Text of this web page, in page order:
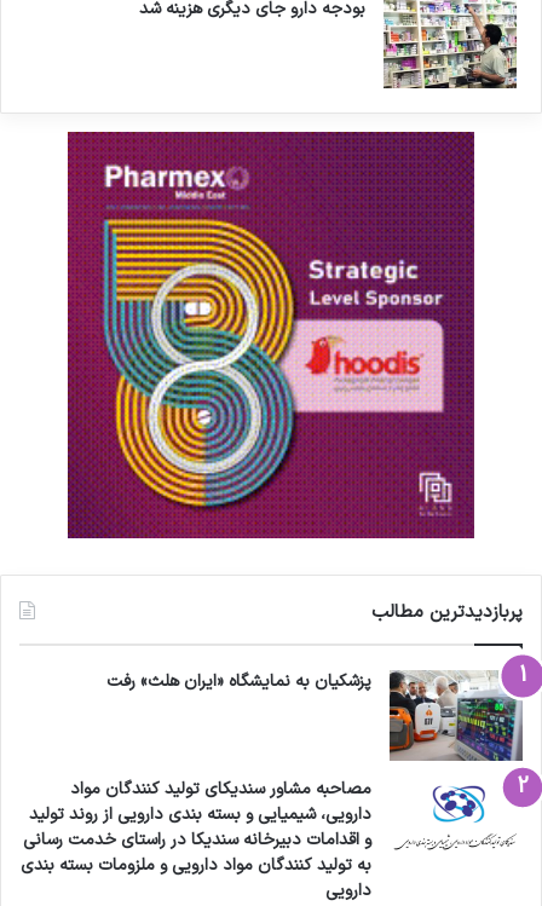
بودجه دارو جای دیگری هزینه شد
پربازدیدترین مطالب
پزشکیان به نمایشگاه «ایران هلث» رفت
مصاحبه مشاور سندیکای تولید کنندگان مواد
دارویی، شیمیایی و بسته بندی دارویی از روند تولید
و اقدامات دبیرخانه سندیکا در راستای خدمت رسانی
به تولید کنندگان مواد دارویی و ملزومات بسته بندی
دارویی